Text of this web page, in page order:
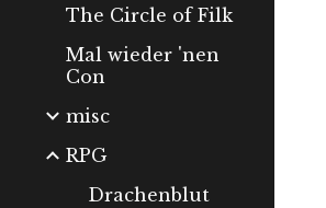
The Circle of Filk
Mal wieder 'nen
Con
misc
RPG
Drachenblut